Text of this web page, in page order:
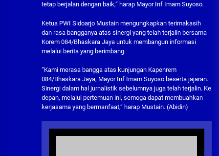
tetap berjalan dengan baik,” harap Mayor Inf Imam Suyoso.
Ketua PWI Sidoarjo Mustain mengungkapkan terimakasih
dan rasa bangganya atas sinergi yang telah terjalin bersama
Korem 084/Bhaskara Jaya untuk membangun informasi
melalui berita yang berimbang.
“Kami merasa bangga atas kunjungan Kapenrem
084/Bhaskara Jaya, Mayor Inf Imam Suyoso beserta jajaran.
Sinergi dalam hal jurnalistik sebelumnya juga telah terjalin. Ke
depan, melalui pertemuan ini, semoga dapat membuahkan
kerjasama yang bermanfaat,” harap Mustain. (Abidin)